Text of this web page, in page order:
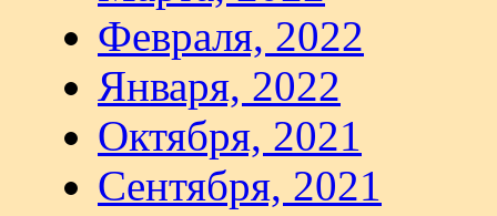
Февраля, 2022
Января, 2022
Октября, 2021
Сентября, 2021